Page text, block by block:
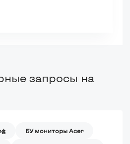
запросы на
БУ мониторы Acer